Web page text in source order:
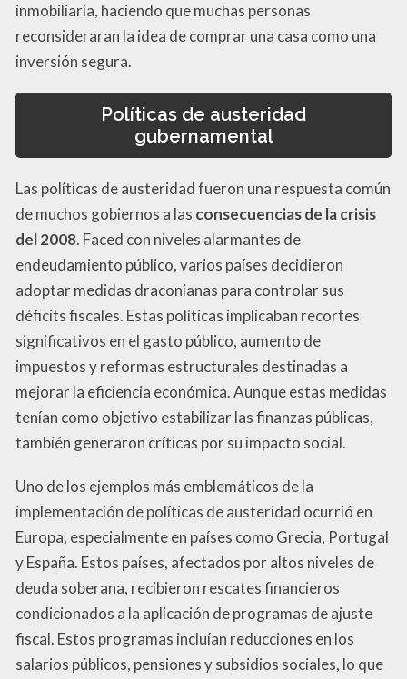
inmobiliaria, haciendo que muchas personas
reconsideraran la idea de comprar una casa como una
inversión segura.
Políticas de austeridad
gubernamental
Las políticas de austeridad fueron una respuesta común
de muchos gobiernos a las consecuencias de la crisis
del 2008. Faced con niveles alarmantes de
endeudamiento público, varios países decidieron
adoptar medidas draconianas para controlar sus
déficits fiscales. Estas políticas implicaban recortes
significativos en el gasto público, aumento de
impuestos y reformas estructurales destinadas a
mejorar la eficiencia económica. Aunque estas medidas
tenían como objetivo estabilizar las finanzas públicas,
también generaron críticas por su impacto social.
Uno de los ejemplos más emblemáticos de la
implementación de políticas de austeridad ocurrió en
Europa, especialmente en países como Grecia, Portugal
y España. Estos países, afectados por altos niveles de
deuda soberana, recibieron rescates financieros
condicionados a la aplicación de programas de ajuste
fiscal. Estos programas incluían reducciones en los
salarios públicos, pensiones y subsidios sociales, lo que